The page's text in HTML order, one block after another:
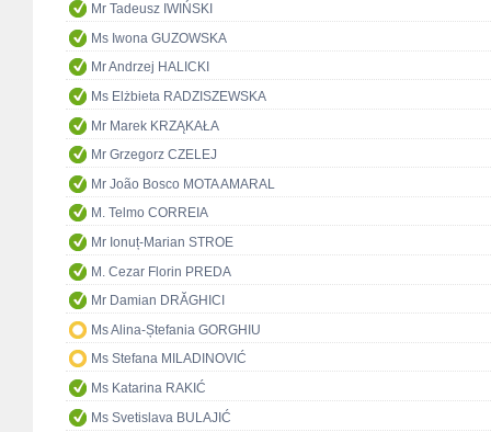
Mr Tadeusz IWIŃSKI
Ms Iwona GUZOWSKA
Mr Andrzej HALICKI
Ms Elżbieta RADZISZEWSKA
Mr Marek KRZĄKAŁA
Mr Grzegorz CZELEJ
Mr João Bosco MOTA AMARAL
M. Telmo CORREIA
Mr Ionuț-Marian STROE
M. Cezar Florin PREDA
Mr Damian DRĂGHICI
Ms Alina-Ștefania GORGHIU
Ms Stefana MILADINOVIĆ
Ms Katarina RAKIĆ
Ms Svetislava BULAJIĆ